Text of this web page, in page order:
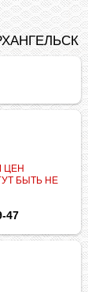
ЦЕН
БЫТЬ НЕ
47